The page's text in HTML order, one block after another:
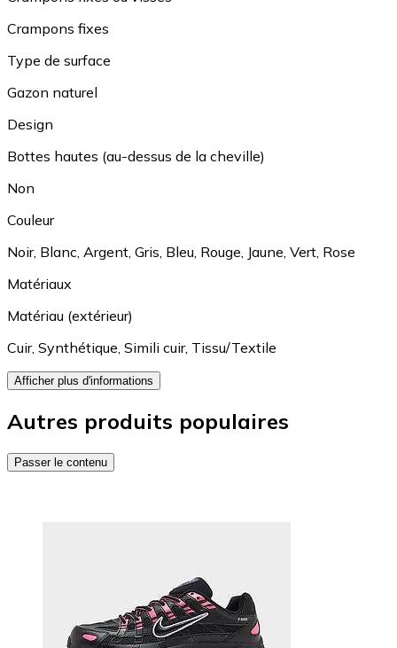
Crampons fixes
Type de surface
Gazon naturel
Design
Bottes hautes (au-dessus de la cheville)
Non
Couleur
Noir, Blanc, Argent, Gris, Bleu, Rouge, Jaune, Vert, Rose
Matériaux
Matériau (extérieur)
Cuir, Synthétique, Simili cuir, Tissu/Textile
Afficher plus d'informations
Autres produits populaires
Passer le contenu